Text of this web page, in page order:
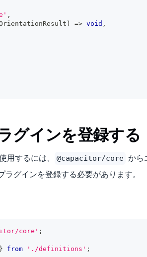
,
) => void ,
グインを登録する
するには、 @capacitor/core から
ラグインを登録する必要があります。
core' ;
} from './definitions' ;